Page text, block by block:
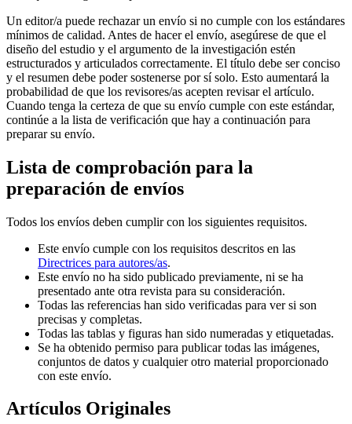
Un editor/a puede rechazar un envío si no cumple con los estándares
mínimos de calidad. Antes de hacer el envío, asegúrese de que el
diseño del estudio y el argumento de la investigación estén
estructurados y articulados correctamente. El título debe ser conciso
y el resumen debe poder sostenerse por sí solo. Esto aumentará la
probabilidad de que los revisores/as acepten revisar el artículo.
Cuando tenga la certeza de que su envío cumple con este estándar,
continúe a la lista de verificación que hay a continuación para
preparar su envío.
Lista de comprobación para la
preparación de envíos
Todos los envíos deben cumplir con los siguientes requisitos.
Este envío cumple con los requisitos descritos en las
Directrices para autores/as.
Este envío no ha sido publicado previamente, ni se ha
presentado ante otra revista para su consideración.
Todas las referencias han sido verificadas para ver si son
precisas y completas.
Todas las tablas y figuras han sido numeradas y etiquetadas.
Se ha obtenido permiso para publicar todas las imágenes,
conjuntos de datos y cualquier otro material proporcionado
con este envío.
Artículos Originales